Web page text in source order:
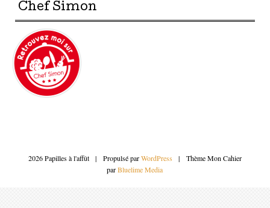
Chef Simon
2026 Papilles à l'affût | Propulsé parWordPress |
Thème Mon Cahier
parBluelime Media